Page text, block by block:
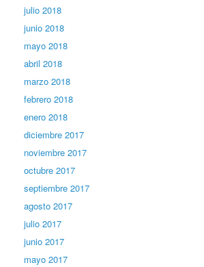
julio 2018
junio 2018
mayo 2018
abril 2018
marzo 2018
febrero 2018
enero 2018
diciembre 2017
noviembre 2017
octubre 2017
septiembre 2017
agosto 2017
julio 2017
junio 2017
mayo 2017